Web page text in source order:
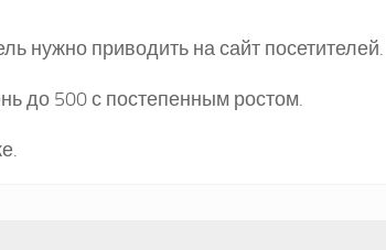
нужно приводить на сайт посетителей.
до 500 с постепенным ростом.